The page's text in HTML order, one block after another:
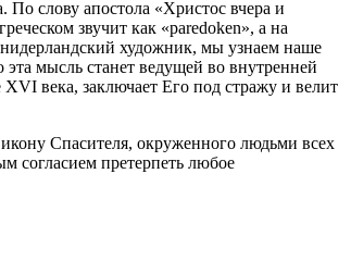
слову апостола «Христос вчера и
звучит как «paredoken», а на
художник, мы узнаем наше
мысль станет ведущей во внутренней
века, заключает Его под стражу и велит
Спасителя, окруженного людьми всех
согласием претерпеть любое